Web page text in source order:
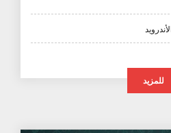
الأندرويد
للمزيد